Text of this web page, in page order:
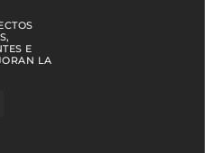
E
LA